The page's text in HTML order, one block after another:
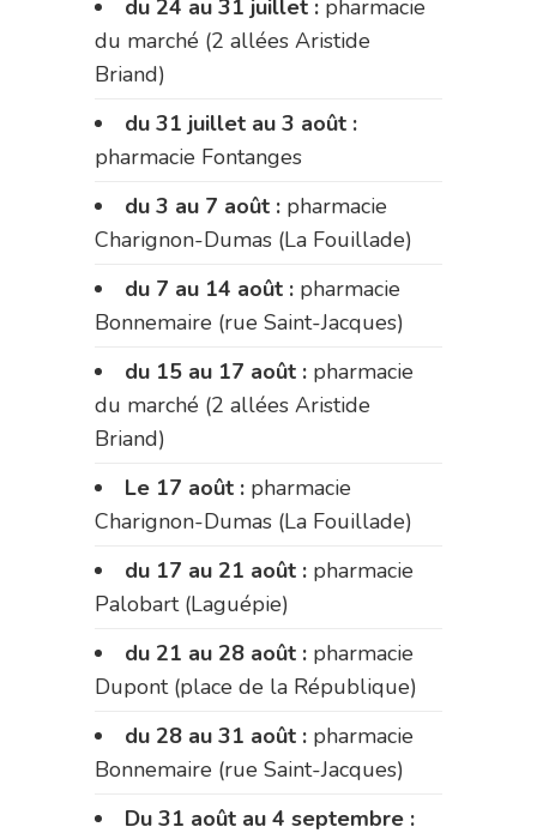
du 24 au 31 juillet : pharmacie
du marché (2 allées Aristide
Briand)
du 31 juillet au 3 août :
pharmacie Fontanges
du 3 au 7 août : pharmacie
Charignon-Dumas (La Fouillade)
du 7 au 14 août : pharmacie
Bonnemaire (rue Saint-Jacques)
du 15 au 17 août : pharmacie
du marché (2 allées Aristide
Briand)
Le 17 août : pharmacie
Charignon-Dumas (La Fouillade)
du 17 au 21 août : pharmacie
Palobart (Laguépie)
du 21 au 28 août : pharmacie
Dupont (place de la République)
du 28 au 31 août : pharmacie
Bonnemaire (rue Saint-Jacques)
Du 31 août au 4 septembre :